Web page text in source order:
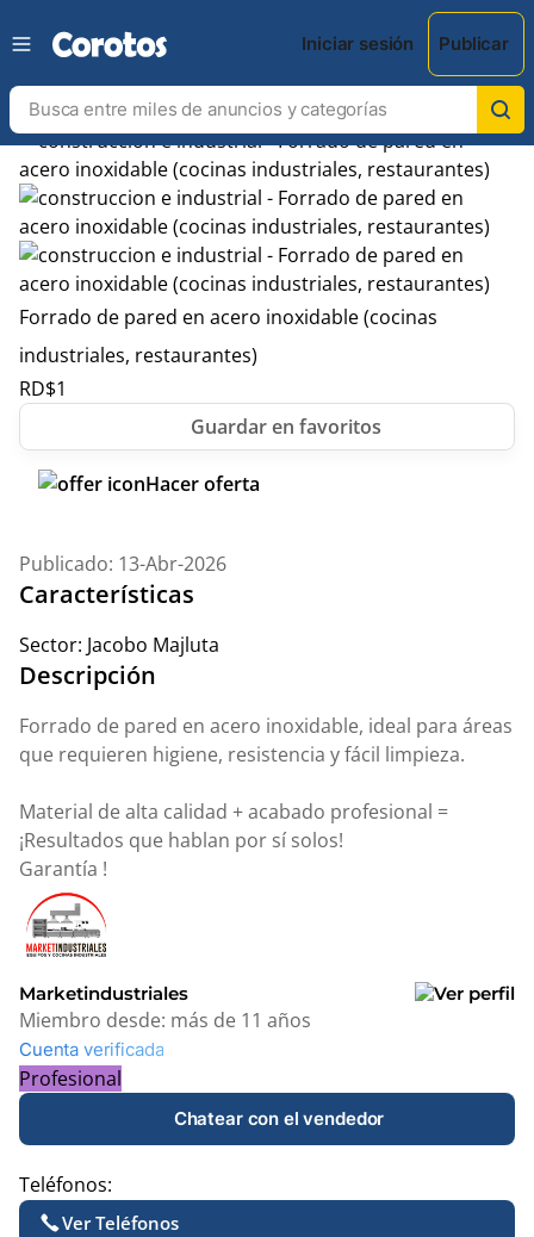
Iniciar sesión Publicar
Forrado de pared en acero inoxidable (cocinas
industriales, restaurantes)
RD$1
Hacer oferta
Publicado: 13-Abr-2026
Características
Sector: Jacobo Majluta
Descripción
Forrado de pared en acero inoxidable, ideal para áreas
que requieren higiene, resistencia y fácil limpieza.
Material de alta calidad + acabado profesional =
¡Resultados que hablan por sí solos!
Garantía !
Marketindustriales
Miembro desde: más de 11 años
Cuenta verificada
Profesional
Chatear con el vendedor
Teléfonos:
Ver Teléfonos